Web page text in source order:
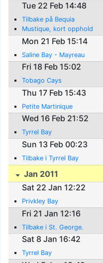
Tue 22 Feb 14:48
Tilbake på Bequia
Mustique, kort opphold
Mon 21 Feb 15:14
Saline Bay - Mayreau
Fri 18 Feb 15:02
Tobago Cays
Thu 17 Feb 15:43
Petite Martinique
Wed 16 Feb 21:52
Tyrrel Bay
Sun 13 Feb 00:23
Tilbake i Tyrrel Bay
Jan 2011
Sat 22 Jan 12:22
Privkley Bay
Fri 21 Jan 12:16
Tilbake i St. George.
Sat 8 Jan 16:42
Tyrrel Bay